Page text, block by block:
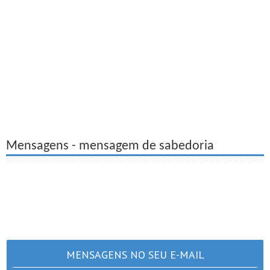
Mensagens - mensagem de sabedoria
MENSAGENS NO SEU E-MAIL